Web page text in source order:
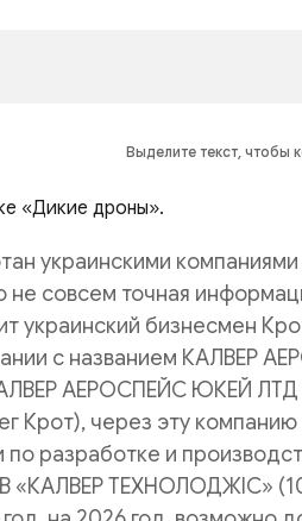
Выделите текст, чтобы
«Дикие дроны».
украинскими
не совсем точная
украинский бизнесмен
с названием КАЛВЕР
АЕРОСПЕЙС ЮКЕЙ
Крот), через эту
разработке и
«КАЛВЕР ТЕХНОЛОДЖІС»